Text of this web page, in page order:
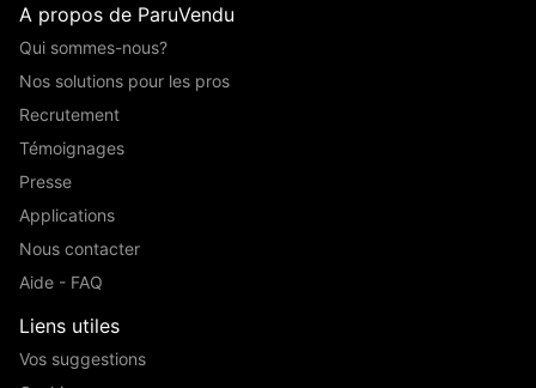
A propos de ParuVendu
Qui sommes-nous?
Nos solutions pour les pros
Recrutement
Témoignages
Presse
Applications
Nous contacter
Aide - FAQ
Liens utiles
Vos suggestions